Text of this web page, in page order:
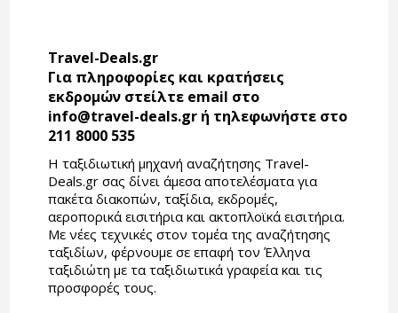
Travel-Deals.gr
Για πληροφορίες και κρατήσεις
εκδρομών στείλτε email στο
info@travel-deals.gr ή τηλεφωνήστε στο
211 8000 535
Η ταξιδιωτική μηχανή αναζήτησης Travel-
Deals.gr σας δίνει άμεσα αποτελέσματα για
πακέτα διακοπών, ταξίδια, εκδρομές,
αεροπορικά εισιτήρια και ακτοπλοϊκά εισιτήρια.
Με νέες τεχνικές στον τομέα της αναζήτησης
ταξιδίων, φέρνουμε σε επαφή τον Έλληνα
ταξιδιώτη με τα ταξιδιωτικά γραφεία και τις
προσφορές τους.